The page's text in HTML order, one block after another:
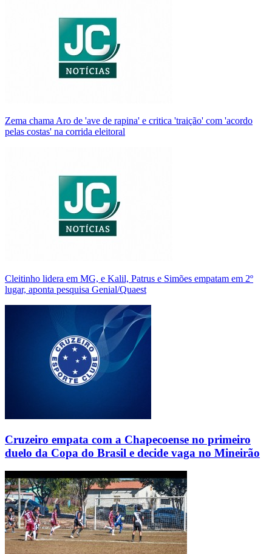
Zema chama Aro de 'ave de rapina' e critica 'traição' com 'acordo
pelas costas' na corrida eleitoral
Cleitinho lidera em MG, e Kalil, Patrus e Simões empatam em 2º
lugar, aponta pesquisa Genial/Quaest
Cruzeiro empata com a Chapecoense no primeiro
duelo da Copa do Brasil e decide vaga no Mineirão